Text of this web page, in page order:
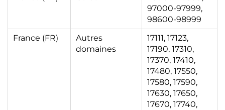
97000-97999,
98600-98999
France (FR)
Autres
domaines
17111, 17123,
17190, 17310,
17370, 17410,
17480, 17550,
17580, 17590,
17630, 17650,
17670, 17740,